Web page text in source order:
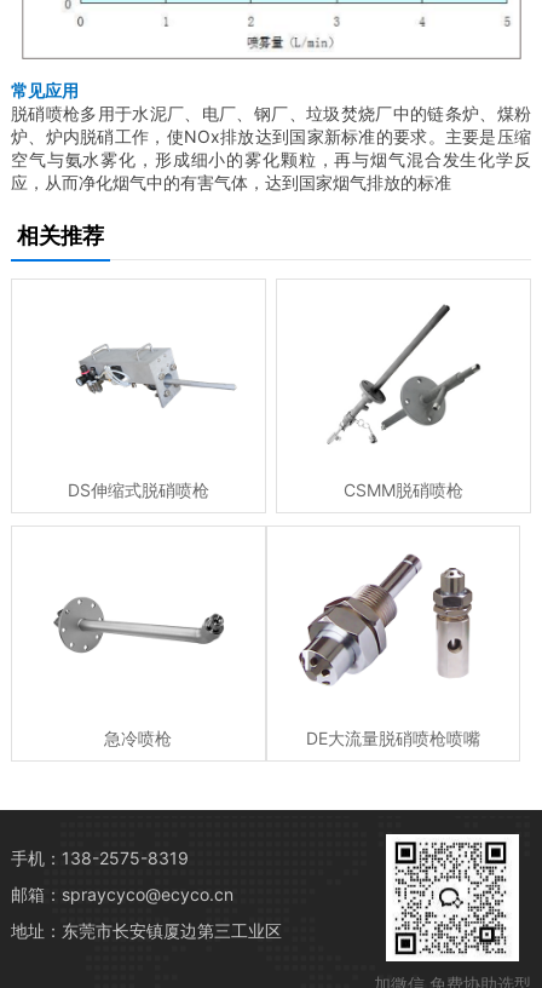
常见应用
脱硝喷枪多用于水泥厂、电厂、钢厂、垃圾焚烧厂中的链条炉、煤粉
炉、炉内脱硝工作，使NOx排放达到国家新标准的要求。主要是压缩
空气与氨水雾化，形成细小的雾化颗粒，再与烟气混合发生化学反
应，从而净化烟气中的有害气体，达到国家烟气排放的标准
相关推荐
DS伸缩式脱硝喷枪 CSMM脱硝喷枪
急冷喷枪 DE大流量脱硝喷枪喷嘴
加微信 免费协助选型
手机：138-2575-8319
邮箱：spraycyco@ecyco.cn
地址：东莞市长安镇厦边第三工业区